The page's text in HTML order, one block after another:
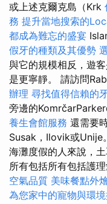
或上述克爾克島（Krk
務 提升當地搜索的
都成為難忘的盛宴
假牙的種類及其優勢
與它的規模相反，遊
是更寧靜。 請訪問Rab
辦理 尋找值得信賴的
旁邊的
養生會館服務 還需要
Susak，Ilovik或Unije
海灘度假的人來說，
所有包括所有包括護
空氣品質 美味餐點外
為您家中的寵物與環